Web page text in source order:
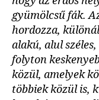
gyümölcsű fák.
hordozza,
alakú, alul
folyton
közül, amelyek
többiek közül is,